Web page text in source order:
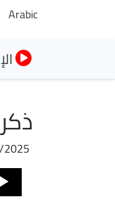
Arabic
- 18:00
ملف
الصوت
Audio